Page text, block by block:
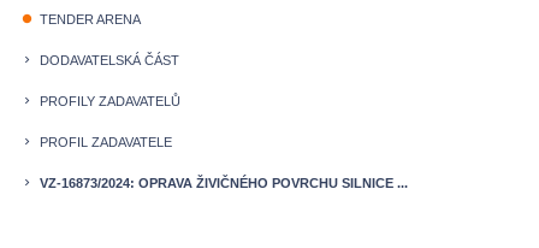
fiber_manual_record TENDER ARENA
keyboard_arrow_right DODAVATELSKÁ ČÁST
keyboard_arrow_right PROFILY ZADAVATELŮ
keyboard_arrow_right PROFIL ZADAVATELE
keyboard_arrow_right VZ-16873/2024: OPRAVA ŽIVIČNÉHO POVRCHU SILNICE ...